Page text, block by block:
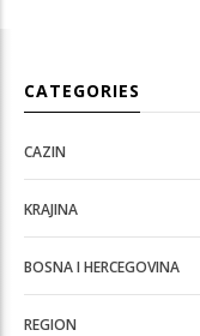
CATEGORIES
CAZIN
KRAJINA
BOSNA I HERCEGOVINA
REGION